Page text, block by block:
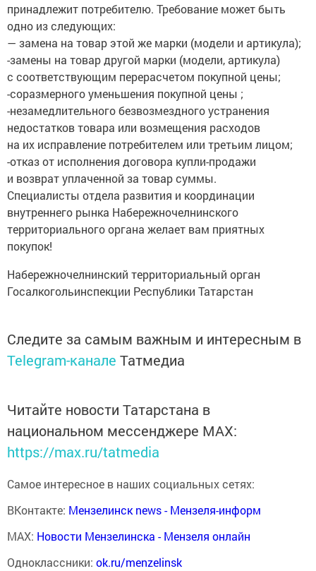
принадлежит потребителю. Требование может быть
одно из следующих:
— замена на товар этой же марки (модели и артикула);
-замены на товар другой марки (модели, артикула)
с соответствующим перерасчетом покупной цены;
-соразмерного уменьшения покупной цены ;
-незамедлительного безвозмездного устранения
недостатков товара или возмещения расходов
на их исправление потребителем или третьим лицом;
-отказ от исполнения договора купли-продажи
и возврат уплаченной за товар суммы.
Специалисты отдела развития и координации
внутреннего рынка Набережночелнинского
территориального органа желает вам приятных
покупок!
Набережночелнинский территориальный орган
Госалкогольинспекции Республики Татарстан
Следите за самым важным и интересным в
Telegram-канале Татмедиа
Читайте новости Татарстана в
национальном мессенджере MАХ:
https://max.ru/tatmedia
Самое интересное в наших социальных сетях:
ВКонтакте: Мензелинск news - Мензеля-информ
MAX: Новости Мензелинска - Мензеля онлайн
Одноклассники: ok.ru/menzelinsk